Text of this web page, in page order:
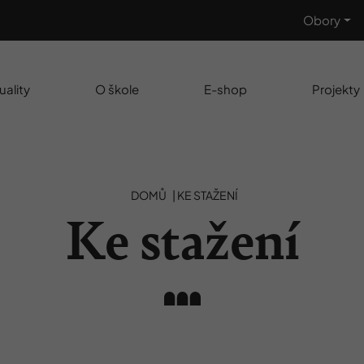
Obory
O škole E-shop Projekty
DOMŮ | KE STAŽENÍ
Ke stažení